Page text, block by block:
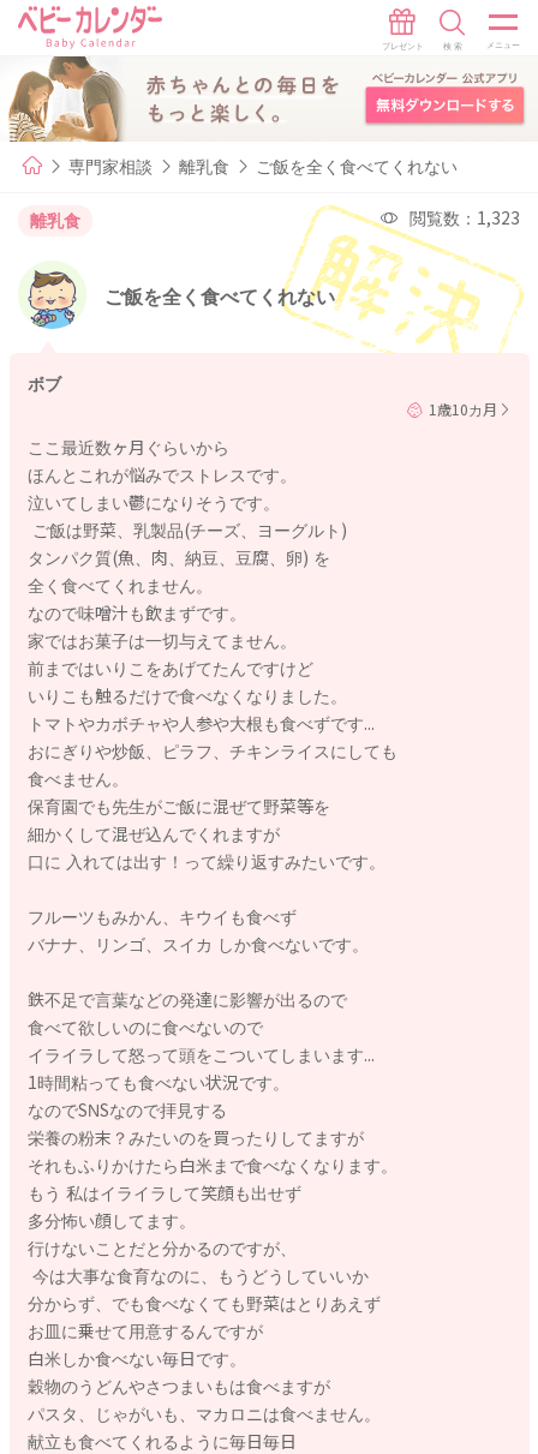
専門家相談 離乳食 ご飯を全く食べてくれない
離乳食 閲覧数：1,323
ご飯を全く食べてくれない
ボブ
1歳10カ月
ここ最近数ヶ月ぐらいから
ほんとこれが悩みでストレスです。
泣いてしまい鬱になりそうです。
ご飯は野菜、乳製品(チーズ、ヨーグルト)
タンパク質(魚、肉、納豆、豆腐、卵) を
全く食べてくれません。
なので味噌汁も飲まずです。
家ではお菓子は一切与えてません。
前まではいりこをあげてたんですけど
いりこも触るだけで食べなくなりました。
トマトやカボチャや人参や大根も食べずです...
おにぎりや炒飯、ピラフ、チキンライスにしても
食べません。
保育園でも先生がご飯に混ぜて野菜等を
細かくして混ぜ込んでくれますが
口に 入れては出す！って繰り返すみたいです。
フルーツもみかん、キウイも食べず
バナナ、リンゴ、スイカ しか食べないです。
鉄不足で言葉などの発達に影響が出るので
食べて欲しいのに食べないので
イライラして怒って頭をこついてしまいます...
1時間粘っても食べない状況です。
なのでSNSなので拝見する
栄養の粉末？みたいのを買ったりしてますが
それもふりかけたら白米まで食べなくなります。
もう 私はイライラして笑顔も出せず
多分怖い顔してます。
行けないことだと分かるのですが、
今は大事な食育なのに、もうどうしていいか
分からず、でも食べなくても野菜はとりあえず
お皿に乗せて用意するんですが
白米しか食べない毎日です。
穀物のうどんやさつまいもは食べますが
パスタ、じゃがいも、マカロニは食べません。
献立も食べてくれるように毎日毎日